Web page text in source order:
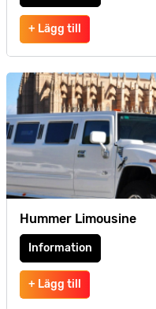
+ Lägg till
Hummer Limousine
Information
+ Lägg till